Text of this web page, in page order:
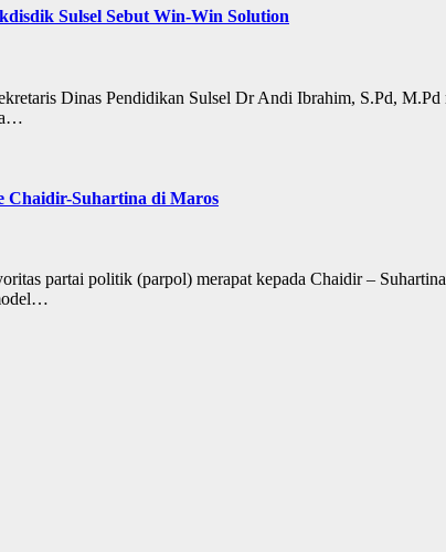
Sulsel Sebut Win-Win Solution
Dinas Pendidikan Sulsel Dr Andi Ibrahim, S.Pd,
Chaidir-Suhartina di Maros
partai politik (parpol) merapat kepada Chaidir –